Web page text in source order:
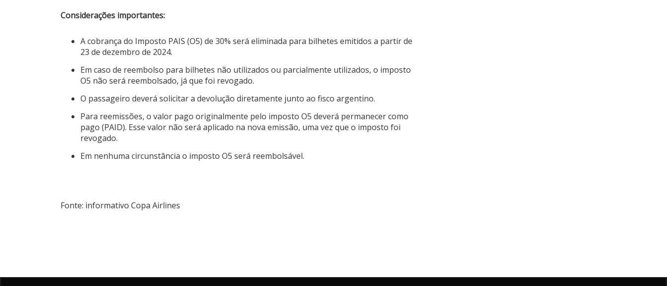
Considerações importantes:
A cobrança do Imposto PAIS (O5) de 30% será eliminada para bilhetes emitidos a partir de
23 de dezembro de 2024.
Em caso de reembolso para bilhetes não utilizados ou parcialmente utilizados, o imposto
O5 não será reembolsado, já que foi revogado.
O passageiro deverá solicitar a devolução diretamente junto ao fisco argentino.
Para reemissões, o valor pago originalmente pelo imposto O5 deverá permanecer como
pago (PAID). Esse valor não será aplicado na nova emissão, uma vez que o imposto foi
revogado.
Em nenhuma circunstância o imposto O5 será reembolsável.
Fonte: informativo Copa Airlines